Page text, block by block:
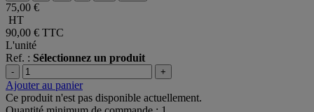
75,00 €
HT
90,00 € TTC
L'unité
Ref. : Sélectionnez un produit
- +
Ajouter au panier
Ce produit n'est pas disponible actuellement.